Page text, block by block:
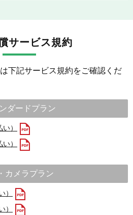
サービス規約
下記サービス規約をご確認くだ
ダードプラン
）
）
カメラプラン
）
）